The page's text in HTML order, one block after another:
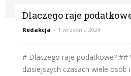
Dlaczego raje
Redakcja - 1 września 2024
# Dlaczego raje podatkowe? ##
dzisiejszych czasach wiele osób